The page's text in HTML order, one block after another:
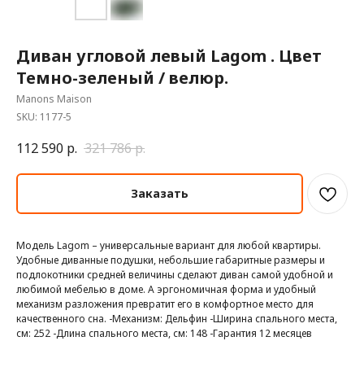
Диван угловой левый Lagom . Цвет
Темно-зеленый / велюр.
Manons Maison
SKU: 1177-5
112 590 р. 321 786р.
Заказать
Модель Lagom – универсальные вариант для любой квартиры.
Удобные диванные подушки, небольшие габаритные размеры и
подлокотники средней величины сделают диван самой удобной и
любимой мебелью в доме. А эргономичная форма и удобный
механизм разложения превратит его в комфортное место для
качественного сна. -Механизм: Дельфин -Ширина спального места,
см: 252 -Длина спального места, см: 148 -Гарантия 12 месяцев